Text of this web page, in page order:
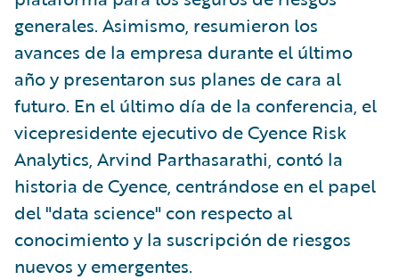
generales. Asimismo, resumieron los
avances de la empresa durante el último
año y presentaron sus planes de cara al
futuro. En el último día de la conferencia, el
vicepresidente ejecutivo de Cyence Risk
Analytics, Arvind Parthasarathi, contó la
historia de Cyence, centrándose en el papel
del "data science" con respecto al
conocimiento y la suscripción de riesgos
nuevos y emergentes.